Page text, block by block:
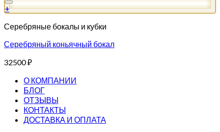
+
Серебряные бокалы и кубки
Серебряный коньячный бокал
32500₽
О КОМПАНИИ
БЛОГ
ОТЗЫВЫ
КОНТАКТЫ
ДОСТАВКА И ОПЛАТА